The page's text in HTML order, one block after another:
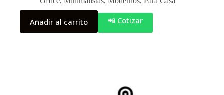
Añadir al carrito 📲 Cotizar